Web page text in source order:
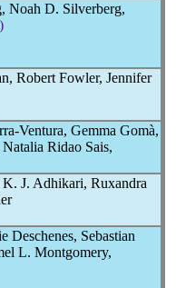
Noah D. Silverberg,
Robert Fowler, Jennifer
Ventura, Gemma Gomà,
Ridao Sais,
J. Adhikari, Ruxandra
Deschenes, Sebastian
L. Montgomery,